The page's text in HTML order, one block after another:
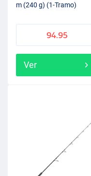
m (240 g) (1-Tramo)
94.95
Ver